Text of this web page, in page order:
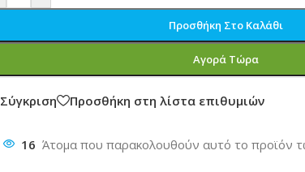
Προσθήκη Στο Καλάθι
Αγορά Τώρα
Σύγκριση Προσθήκη στη λίστα επιθυμιών
16 Άτομα που παρακολουθούν αυτό το προϊόν